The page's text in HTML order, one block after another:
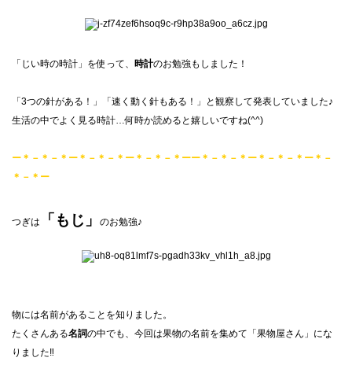
「じい時の時計」を使って、 時計のお勉強もしました！
「3つの針がある！」「速く動く針もある！」と観察して発表していました♪
生活の中でよく見る時計…何時か読めると嬉しいですね(^^)
ー＊－＊－＊ー＊－＊－＊ー＊－＊－＊ーー＊－＊－＊ー＊－＊－＊ー＊－
＊－＊ー
つぎは 「もじ」 のお勉強♪
物には名前があることを知りました。
たくさんある名詞の中でも、今回は果物の名前を集めて「果物屋さん」にな
りました‼